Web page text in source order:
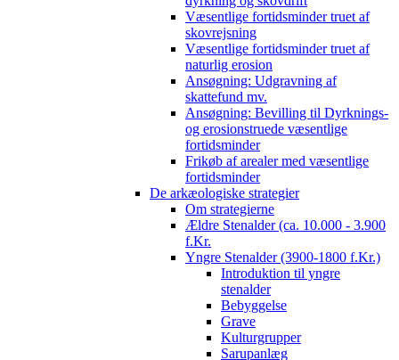
Væsentlige fortidsminder truet af
skovrejsning
Væsentlige fortidsminder truet af
naturlig erosion
Ansøgning: Udgravning af
skattefund mv.
Ansøgning: Bevilling til Dyrknings-
og erosionstruede væsentlige
fortidsminder
Frikøb af arealer med væsentlige
fortidsminder
De arkæologiske strategier
Om strategierne
Ældre Stenalder (ca. 10.000 - 3.900
f.Kr.
Yngre Stenalder (3900-1800 f.Kr.)
Introduktion til yngre
stenalder
Bebyggelse
Grave
Kulturgrupper
Sarupanlæg